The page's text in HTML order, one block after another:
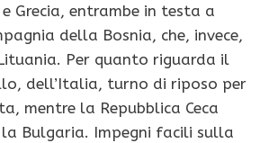
Grecia, entrambe in testa a
della Bosnia, che, invece,
Per quanto riguarda il
dell’Italia, turno di riposo per
mentre la Repubblica Ceca
la Bulgaria. Impegni facili sulla